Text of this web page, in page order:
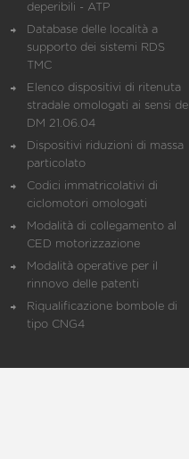
deperibili - ATP
Database delle località a
supporto dei sistemi RDS
TMC
Elenco dispositivi di ritenuta
stradale omologati ai sensi del
DM 21.06.04
Dispositivi riduzioni di massa
particolato
Codici immatricolativi di
ciclomotori omologati
Modalità di collegamento al
CED motorizzazione
Modalità operative per il
rinnovo delle patenti
Riqualificazione bombole di
tipo CNG4